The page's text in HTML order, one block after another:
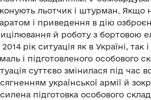
льотчик і штурман. Якщо
і приведення в дію
й роботу з бортовою
2014 рік ситуація як в Україні,
і підготовленого особового
суттєво змінилася під час
української армії й
підготовка особового